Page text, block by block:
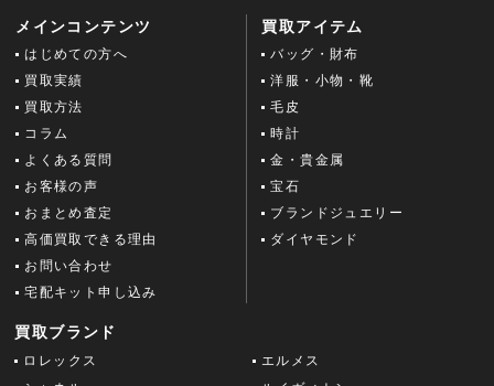
メインコンテンツ
はじめての方へ
買取実績
買取方法
コラム
よくある質問
お客様の声
おまとめ査定
高価買取できる理由
お問い合わせ
宅配キット申し込み
買取アイテム
バッグ・財布
洋服・小物・靴
毛皮
時計
金・貴金属
宝石
ブランドジュエリー
ダイヤモンド
買取ブランド
ロレックス
エルメス